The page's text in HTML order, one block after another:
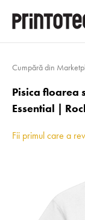
Cumpără din
Pisica floarea
Essential |
Fii primul care a